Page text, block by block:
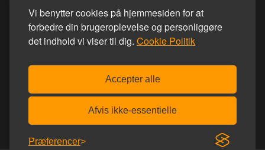
Vi benytter cookies på hjemmesiden for at
forbedre din brugeroplevelse og personliggøre
det indhold vi viser til dig. Cookie Politik
Accepter alle
Afvis ikke-essentielle
Præferencer